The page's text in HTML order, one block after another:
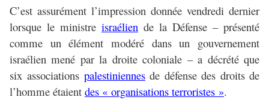
C’est assurément l’impression donnée vendredi dernier
lorsque le ministre israélien de la Défense – présenté
comme un élément modéré dans un gouvernement
israélien mené par la droite coloniale – a décrété que
six associations palestiniennesde défense des droits de
l’homme étaient des « organisations terroristes ».